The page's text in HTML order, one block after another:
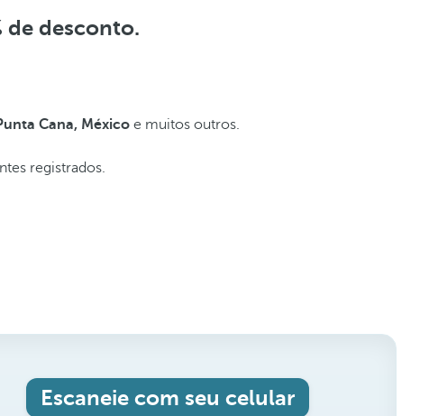
de desconto.
Cana, México e muitos outros.
registrados.
Escaneie com seu celular